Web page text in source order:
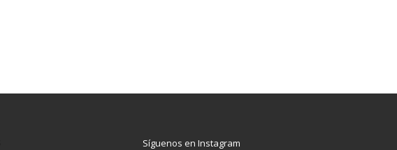
Síguenos en Instagram